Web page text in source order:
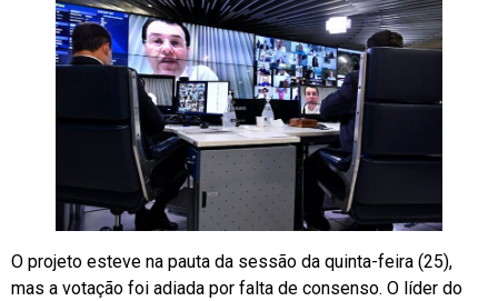
O projeto esteve na pauta da sessão da quinta-feira (25),
mas a votação foi adiada por falta de consenso. O líder do